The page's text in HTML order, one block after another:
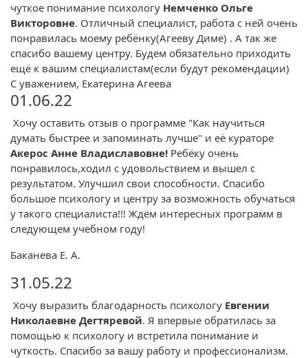
чуткое понимание психологу Немченко Ольге
Викторовне. Отличный специалист, работа с ней очень
понравилась моему ребёнку(Агееву Диме) . А так же
спасибо вашему центру. Будем обязательно приходить
ещё к вашим специалистам(если будут рекомендации)
С уважением, Екатерина Агеева
01.06.22
Хочу оставить отзыв о программе "Как научиться
думать быстрее и запоминать лучше" и её кураторе
Акерос Анне Владиславовне! Ребёку очень
понравилось,ходил с удовольствием и вышел с
результатом. Улучшил свои способности. Спасибо
большое психологу и центру за возможность обучаться
у такого специалиста!!! Ждём интересных программ в
следующем учебном году!
Баканева Е. А.
31.05.22
Хочу выразить благодарность психологу Евгении
Николаевне Дегтяревой. Я впервые обратилась за
помощью к психологу и встретила понимание и
чуткость. Спасибо за вашу работу и профессионализм.